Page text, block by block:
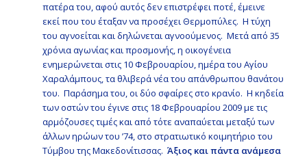
πατέρα του, αφού αυτός δεν επιστρέφει ποτέ, έμεινε
εκεί που του έταξαν να προσέχει Θερμοπύλες. Η τύχη
του αγνοείται και δηλώνεται αγνοούμενος. Μετά από 35
χρόνια αγωνίας και προσμονής, η οικογένεια
ενημερώνεται στις 10 Φεβρουαρίου, ημέρα του Αγίου
Χαραλάμπους, τα θλιβερά νέα του απάνθρωπου θανάτου
του. Παράσημα του, οι δύο σφαίρες στο κρανίο. Η κηδεία
των οστών του έγινε στις 18 Φεβρουαρίου 2009 με τις
αρμόζουσες τιμές και από τότε αναπαύεται μεταξύ των
άλλων ηρώων του ’74, στο στρατιωτικό κοιμητήριο του
Τύμβου της Μακεδονίτισσας. Άξιος και πάντα ανάμεσα